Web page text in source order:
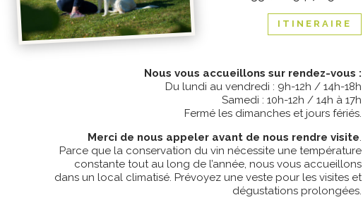
ITINERAIRE
Nous vous accueillons sur rendez-vous :
Du lundi au vendredi : 9h-12h / 14h-18h
Samedi : 10h-12h / 14h à 17h
Fermé les dimanches et jours fériés.
Merci de nous appeler avant de nous rendre visite.
Parce que la conservation du vin nécessite une température
constante tout au long de l’année, nous vous accueillons
dans un local climatisé. Prévoyez une veste pour les visites et
dégustations prolongées.